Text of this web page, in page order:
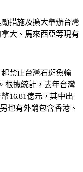
措施及擴大舉辦台灣
大、馬來西亞等現有
禁止台灣石斑魚輸
根據統計，去年台灣
16.81億元，其中出
也有外銷包含香港、